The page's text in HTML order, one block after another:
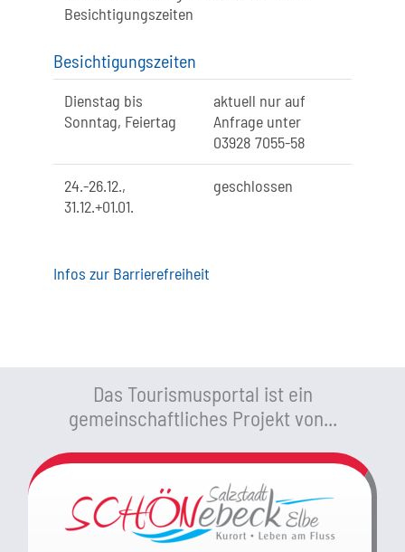
Besichtigungszeiten
Besichtigungszeiten
Dienstag bis
Sonntag, Feiertag
aktuell nur auf
Anfrage unter
03928 7055-58
24.-26.12.,
31.12.+01.01.
geschlossen
Infos zur Barrierefreiheit
Das Tourismusportal ist ein
gemeinschaftliches Projekt von...